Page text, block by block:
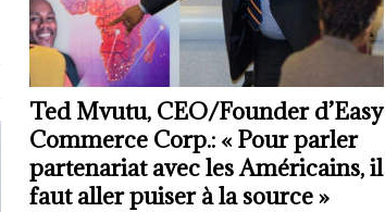
Ted Mvutu, CEO/Founder d’Easy
Commerce Corp.: « Pour parler
partenariat avec les Américains, il
faut aller puiser à la source »